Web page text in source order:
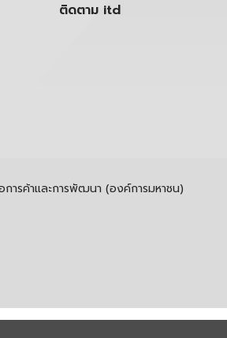
ติดตาม itd
ารค้าและการพัฒนา (องค์การมหาชน)